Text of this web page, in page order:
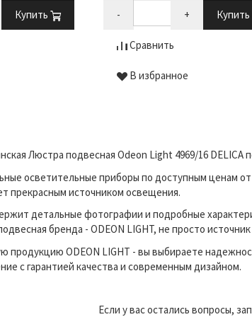
Купить - + Купить
Сравнить
В избранное
Люстра подвесная Odeon Light 4969/16 DELICA
осветительные приборы по доступным ценам
прекрасным источником освещения.
детальные фотографии и подробные
бренда - ODEON LIGHT, не просто
продукцию ODEON LIGHT - вы выбираете
с гарантией качества и современным дизайном.
Если у вас остались вопросы,